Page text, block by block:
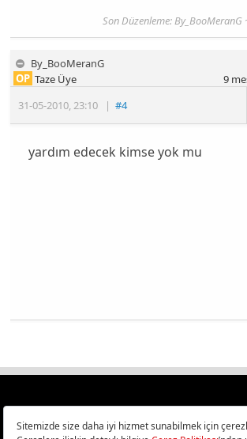
Son Düzenleme: By_BooMeranG
By_BooMeranG
31-05-2010,23:10 |#4
OP Taze Üye 9
yardım edecek kimse yok mu